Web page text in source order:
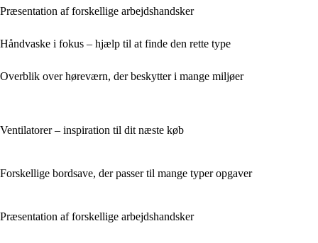
Præsentation af forskellige arbejdshandsker
Håndvaske i fokus – hjælp til at finde den rette type
Overblik over høreværn, der beskytter i mange miljøer
Ventilatorer – inspiration til dit næste køb
Forskellige bordsave, der passer til mange typer opgaver
Præsentation af forskellige arbejdshandsker